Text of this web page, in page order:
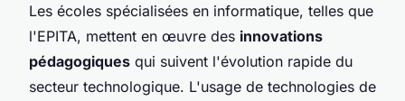
Les écoles spécialisées en informatique, telles que
l'EPITA, mettent en œuvre des innovations
pédagogiques qui suivent l'évolution rapide du
secteur technologique. L'usage de technologies de